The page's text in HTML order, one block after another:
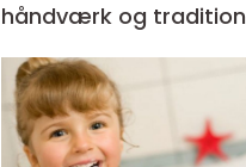
håndværk og tradition